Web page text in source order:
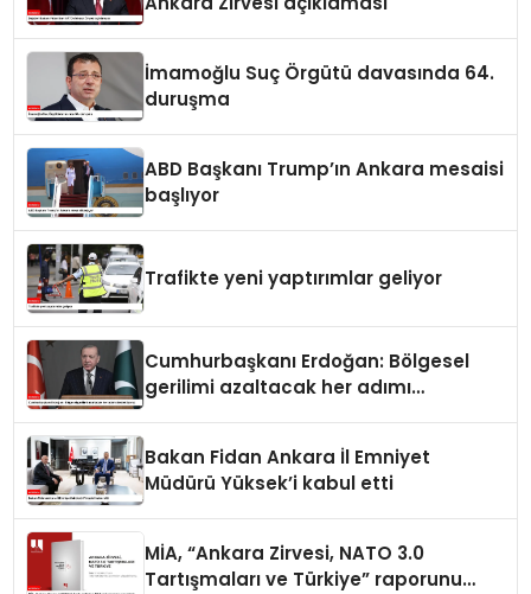
İmamoğlu Suç Örgütü davasında 64.
duruşma
ABD Başkanı Trump’ın Ankara mesaisi
başlıyor
Trafikte yeni yaptırımlar geliyor
Cumhurbaşkanı Erdoğan: Bölgesel
gerilimi azaltacak her adımı
Bakan Fidan Ankara İl Emniyet
Müdürü Yüksek’i kabul etti
MİA, “Ankara Zirvesi, NATO 3.0
Tartışmaları ve Türkiye” raporunu